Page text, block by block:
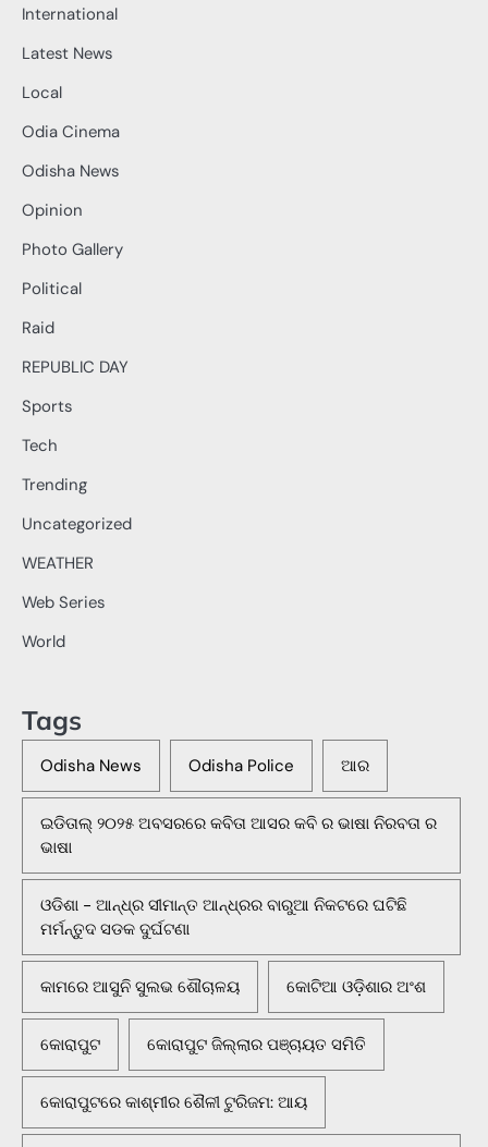
International
Latest News
Local
Odia Cinema
Odisha News
Opinion
Photo Gallery
Political
Raid
REPUBLIC DAY
Sports
Tech
Trending
Uncategorized
WEATHER
Web Series
World
Tags
Odisha News Odisha Police ଆର
ଇଡିତାଲ୍ ୨୦୨୫ ଅବସରରେ କବିତା ଆସର କବି ର ଭାଷା ନିରବତା ର
ଭାଷା
ଓଡିଶା - ଆନ୍ଧ୍ର ସୀମାନ୍ତ ଆନ୍ଧ୍ରର ବାରୁଆ ନିକଟରେ ଘଟିଛି
ମର୍ମନ୍ତୁଦ ସଡକ ଦୁର୍ଘଟଣା
କାମରେ ଆସୁନି ସୁଲଭ ଶୌଚାଳୟ କୋଟିଆ ଓଡ଼ିଶାର ଅଂଶ
କୋରାପୁଟ କୋରାପୁଟ ଜିଲ୍ଲାର ପଞ୍ଚାୟତ ସମିତି
କୋରାପୁଟରେ କାଶ୍ମୀର ଶୈଳୀ ଟୁରିଜମ: ଆୟ